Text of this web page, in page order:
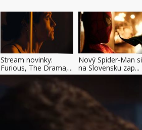
Stream novinky:
Furious, The Drama,...
Nový Spider-Man si
na Slovensku zap...